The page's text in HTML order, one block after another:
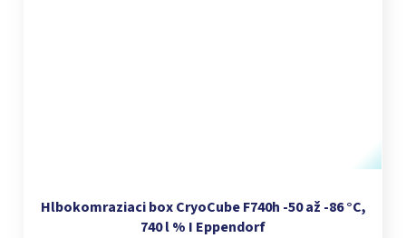
Hlbokomraziaci box CryoCube F740h -50 až -86 °C,
740 l % I Eppendorf